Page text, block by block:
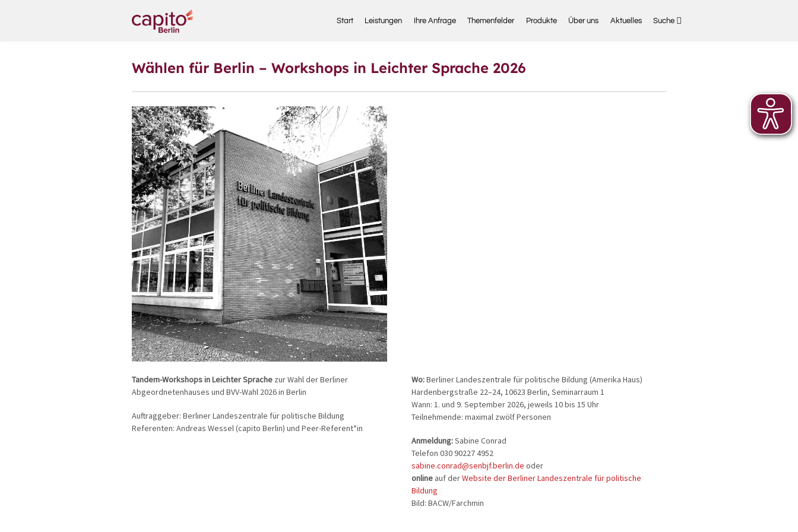
Start Leistungen Ihre Anfrage Themenfelder Produkte Über uns Aktuelles Suche
Wählen für Berlin – Workshops in Leichter Sprache 2026
Tandem-Workshops in Leichter Sprache zur Wahl der Berliner
Abgeordnetenhauses und BVV-Wahl 2026 in Berlin
Auftraggeber: Berliner Landeszentrale für politische Bildung
Referenten: Andreas Wessel (capito Berlin) und Peer-Referent*in
Wo:Berliner Landeszentrale für politische Bildung (Amerika Haus)
Hardenbergstraße 22–24, 10623 Berlin, Seminarraum 1
Wann: 1. und 9. September 2026, jeweils 10 bis 15 Uhr
Teilnehmende: maximal zwölf Personen
Anmeldung:Sabine Conrad
Telefon 030 90227 4952
sabine.conrad@senbjf.berlin.de oder
online auf derWebsite der Berliner Landeszentrale für politische
Bildung
Bild: BACW/Farchmin